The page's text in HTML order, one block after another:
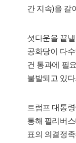
간 지속)을 갈
셧다운을 끝
공화당이 다
건 통과에 필
불발되고 있다.
트럼프 대통
통해 필리버
표의 의결정